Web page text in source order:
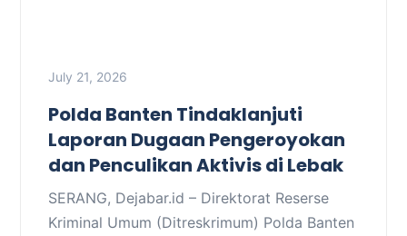
July 21, 2026
Polda Banten Tindaklanjuti
Laporan Dugaan Pengeroyokan
dan Penculikan Aktivis di Lebak
SERANG, Dejabar.id – Direktorat Reserse
Kriminal Umum (Ditreskrimum) Polda Banten